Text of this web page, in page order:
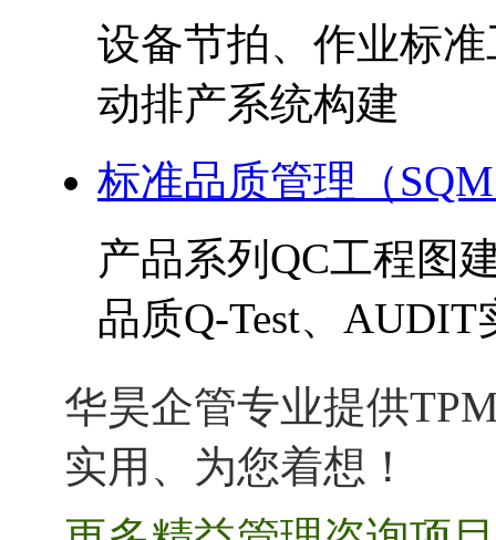
设备节拍、作业标
动排产系统构建
标准品质管理（
产品系列QC工程图
品质Q-Test、AUDIT
华昊企管专业提供
实用、为您着想！